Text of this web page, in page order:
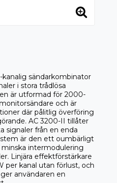
sändarkombinator
i stora trådlösa
är utformad för 2000-
och är
där pålitlig överföring
AC 3200-II tillåter
signaler från en enda
är den ett oumbärligt
intermodulering
Linjära effektförstärkare
per kanal utan förlust, och
användaren en